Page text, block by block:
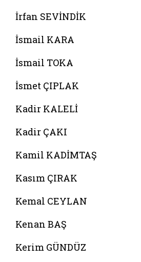
İrfan SEVİNDİK
İsmail KARA
İsmail TOKA
İsmet ÇIPLAK
Kadir KALELİ
Kadir ÇAKI
Kamil KADİMTAŞ
Kasım ÇIRAK
Kemal CEYLAN
Kenan BAŞ
Kerim GÜNDÜZ